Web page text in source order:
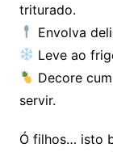
triturado.
Envolva
Leve ao
Decore
servir.
Ó filhos… isto